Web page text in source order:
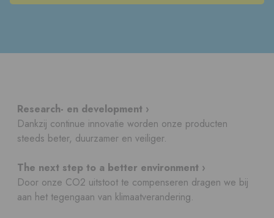
Research- en development ›
Dankzij continue innovatie worden onze producten
steeds beter, duurzamer en veiliger.
The next step to a better environment ›
Door onze CO2 uitstoot te compenseren dragen we bij
aan het tegengaan van klimaatverandering.